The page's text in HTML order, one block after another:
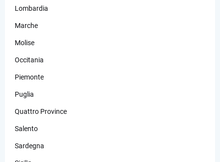
Lombardia
Marche
Molise
Occitania
Piemonte
Puglia
Quattro Province
Salento
Sardegna